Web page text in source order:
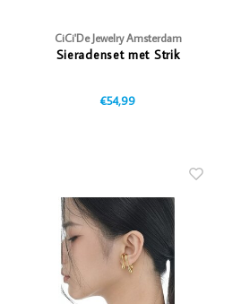
CiCi'De Jewelry Amsterdam
Sieradenset met Strik
€54,99